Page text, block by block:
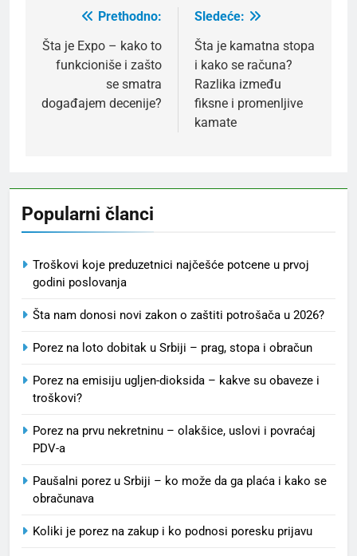
Kretanje
članka
Prethodno:
Šta je Expo – kako to
funkcioniše i zašto
se smatra
događajem decenije?
Sledeće:
Šta je kamatna stopa
i kako se računa?
Razlika između
fiksne i promenljive
kamate
Popularni članci
Troškovi koje preduzetnici najčešće potcene u prvoj
godini poslovanja
Šta nam donosi novi zakon o zaštiti potrošača u 2026?
Porez na loto dobitak u Srbiji – prag, stopa i obračun
Porez na emisiju ugljen-dioksida – kakve su obaveze i
troškovi?
Porez na prvu nekretninu – olakšice, uslovi i povraćaj
PDV-a
Paušalni porez u Srbiji – ko može da ga plaća i kako se
obračunava
Koliki je porez na zakup i ko podnosi poresku prijavu